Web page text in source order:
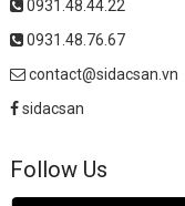
0931.48.44.22
0931.48.76.67
contact@sidacsan.vn
sidacsan
Follow Us